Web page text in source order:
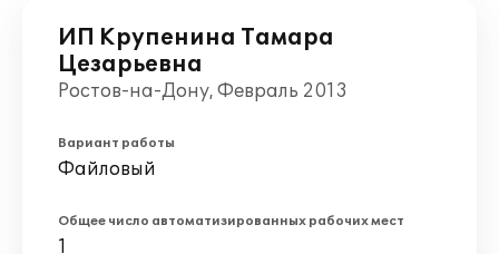
ИП Крупенина Тамара
Цезарьевна
Ростов-на-Дону, Февраль 2013
Вариант работы
Файловый
Общее число автоматизированных рабочих мест
1